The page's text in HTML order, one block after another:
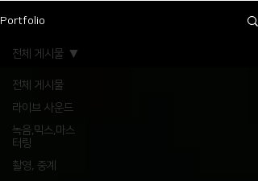
Portfolio
전체 게시물
라이브 사운드
녹음,믹스,마스
터링
촬영, 중계
전체 게시물